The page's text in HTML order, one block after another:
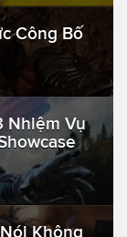
Công Bố
Nhiệm Vụ
Không